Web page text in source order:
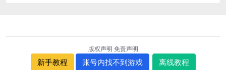
版权声明 免责声明
新手教程 账号内找不到游戏 离线教程